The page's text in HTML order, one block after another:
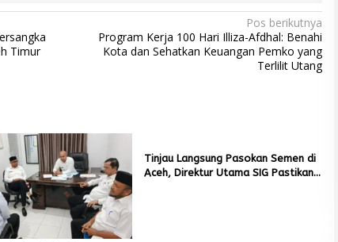
Timur
Pos berikutnya
Program Kerja 100 Hari Illiza-Afdhal: Benahi
Kota dan Sehatkan Keuangan Pemko yang
Terlilit Utang
Tinjau Langsung Pasokan Semen di
Aceh, Direktur Utama SIG Pastikan
Mualem tunjuk Wan Malaya jadi Pj
Ketua Partai Aceh Nagan Raya